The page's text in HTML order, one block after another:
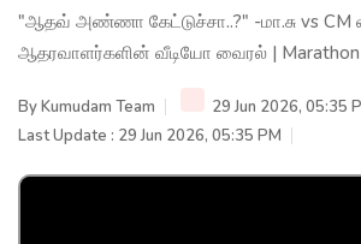
"ஆதவ் அண்ணா கேட்டுச்சா..?" -மா.சு vs CM
ஆதரவாளர்களின் வீடியோ வைரல் | Marathon
ByKumudam Team
29 Jun 2026, 05:35
Last Update : 29 Jun 2026, 05:35 PM